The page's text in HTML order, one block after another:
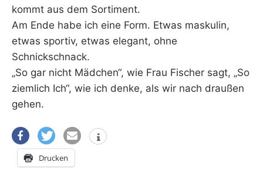
kommt aus dem Sortiment.
Am Ende habe ich eine Form. Etwas maskulin,
etwas sportiv, etwas elegant, ohne
Schnickschnack.
„So gar nicht Mädchen“, wie Frau Fischer sagt, „So
ziemlich Ich“, wie ich denke, als wir nach draußen
gehen.
Drucken